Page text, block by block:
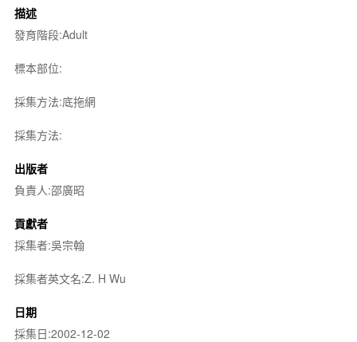
描述
發育階段:Adult
標本部位:
採集方法:底拖網
採集方法:
出版者
負責人:邵廣昭
貢獻者
採集者:吳宗翰
採集者英文名:Z. H Wu
日期
採集日:2002-12-02